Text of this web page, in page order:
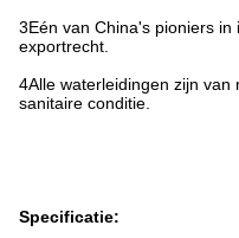
3Eén van China's pioniers
exportrecht.
4Alle waterleidingen zijn
sanitaire conditie.
Specificatie: